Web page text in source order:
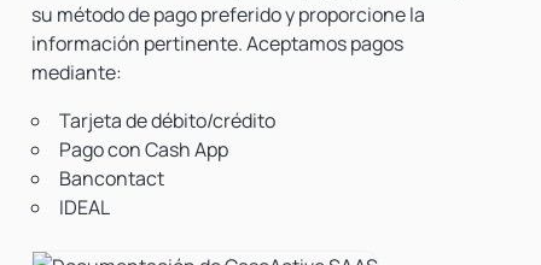
su método de pago preferido y proporcione la
información pertinente. Aceptamos pagos
mediante:
Tarjeta de débito/crédito
Pago con Cash App
Bancontact
IDEAL